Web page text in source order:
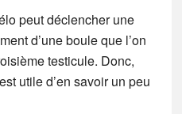
peut déclencher une
d’une boule que l’on
testicule. Donc,
utile d’en savoir un peu